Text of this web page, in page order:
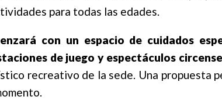
para todas las edades.
con un espacio de cuidados
de juego y espectáculos circense
recreativo de la sede. Una propuesta